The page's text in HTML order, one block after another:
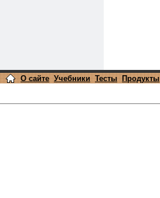
О сайте Учебники Тесты Продукты